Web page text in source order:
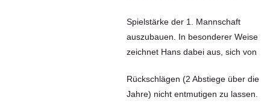
Spielstärke der 1. Mannschaft
auszubauen. In besonderer Weise
zeichnet Hans dabei aus, sich von
Rückschlägen (2 Abstiege über die
Jahre) nicht entmutigen zu lassen.